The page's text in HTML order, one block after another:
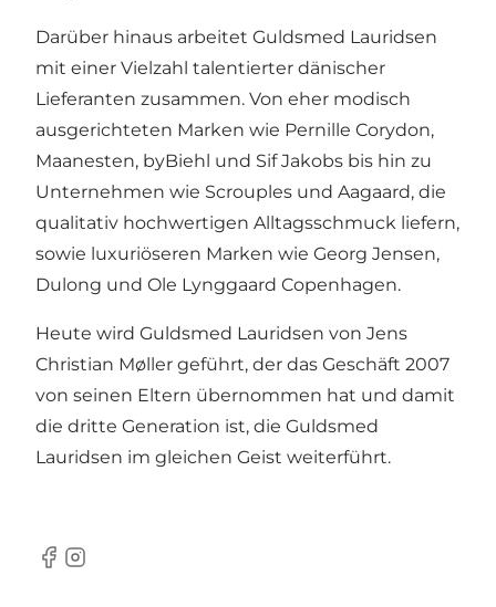
Darüber hinaus arbeitet Guldsmed Lauridsen
mit einer Vielzahl talentierter dänischer
Lieferanten zusammen. Von eher modisch
ausgerichteten Marken wie Pernille Corydon,
Maanesten, byBiehl und Sif Jakobs bis hin zu
Unternehmen wie Scrouples und Aagaard, die
qualitativ hochwertigen Alltagsschmuck liefern,
sowie luxuriöseren Marken wie Georg Jensen,
Dulong und Ole Lynggaard Copenhagen.
Heute wird Guldsmed Lauridsen von Jens
Christian Møller geführt, der das Geschäft 2007
von seinen Eltern übernommen hat und damit
die dritte Generation ist, die Guldsmed
Lauridsen im gleichen Geist weiterführt.
Facebook
Instagram